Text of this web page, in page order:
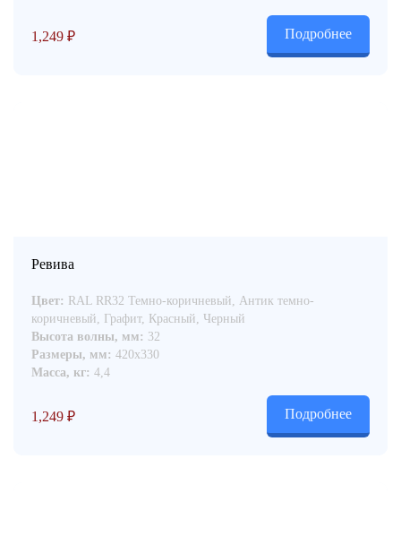
1,249 ₽ Подробнее
Ревива
Цвет: RAL RR32 Темно-коричневый, Антик темно-
коричневый, Графит, Красный, Черный
Высота волны, мм: 32
Размеры, мм: 420x330
Масса, кг: 4,4
1,249 ₽ Подробнее